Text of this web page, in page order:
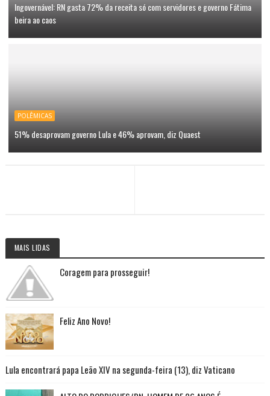
Ingovernável: RN gasta 72% da receita só com servidores e governo Fátima
beira ao caos
POLÊMICAS
51% desaprovam governo Lula e 46% aprovam, diz Quaest
MAIS LIDAS
Coragem para prosseguir!
Feliz Ano Novo!
Lula encontrará papa Leão XIV na segunda-feira (13), diz Vaticano